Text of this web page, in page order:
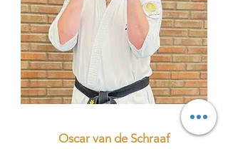
Oscar van de Schraaf